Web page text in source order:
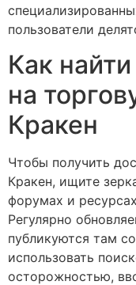
пользователи
Как
на
Кракен
Чтобы получить
Кракен, ищите
форумах и
Регулярно
публикуются там
использовать
осторожностью,